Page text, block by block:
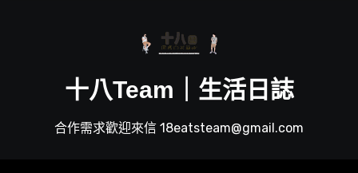
十八Team｜生活日誌
合作需求歡迎來信 18eatsteam@gmail.com